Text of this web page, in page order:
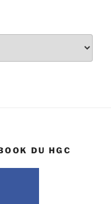
DU HGC